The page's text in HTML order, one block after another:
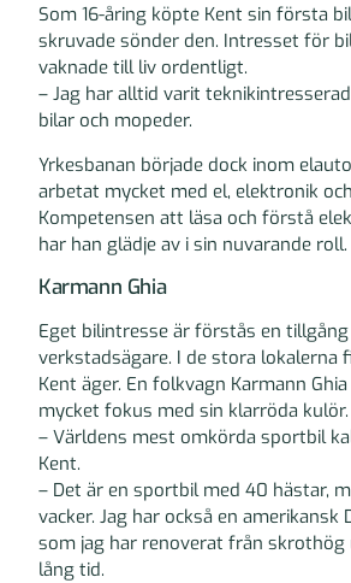
Som 16-åring köpte Kent sin första
skruvade sönder den. Intresset för
vaknade till liv ordentligt.
– Jag har alltid varit
bilar och mopeder.
Yrkesbanan började dock inom
arbetat mycket med el, elektronik
Kompetensen att läsa och förstå
har han glädje av i sin nuvarande roll.
Karmann Ghia
Eget bilintresse är förstås en
verkstadsägare. I de stora lokalerna
Kent äger. En folkvagn Karmann
mycket fokus med sin klarröda kulör.
– Världens mest omkörda sportbil
Kent.
– Det är en sportbil med 40 hästar,
vacker. Jag har också en amerikansk
som jag har renoverat från skrothög
lång tid.